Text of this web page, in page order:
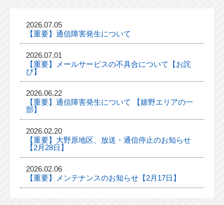
2026.07.05
【重要】通信障害発生について
2026.07.01
【重要】メールサービスの不具合について【お詫
び】
2026.06.22
【重要】通信障害発生について 【嬉野エリアの一
部】
2026.02.20
【重要】大野原地区、放送・通信停止のお知らせ
【2月28日】
2026.02.06
【重要】メンテナンスのお知らせ【2月17日】